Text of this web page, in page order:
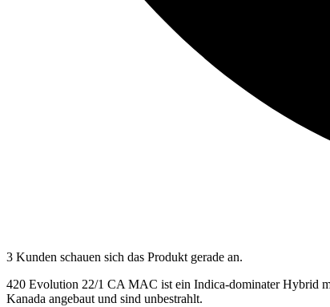
3 Kunden schauen sich das Produkt gerade an.
420 Evolution 22/1 CA MAC ist ein Indica-dominater Hybrid
Kanada angebaut und sind unbestrahlt.